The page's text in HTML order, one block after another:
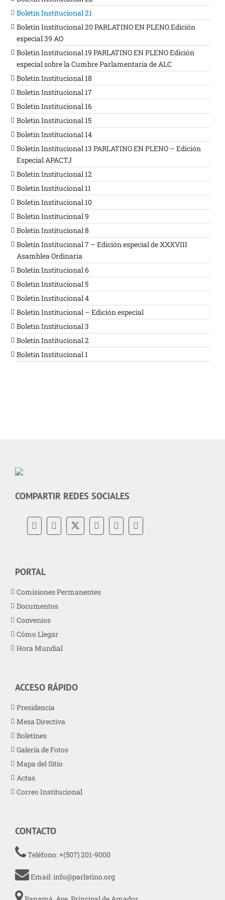
Boletin Institucional 21
Boletin Institucional 20 PARLATINO EN PLENO Edición
especial 39 AO
Boletin Institucional 19 PARLATINO EN PLENO Edición
especial sobre la Cumbre Parlamentaria de ALC
Boletin Institucional 18
Boletin Institucional 17
Boletin Institucional 16
Boletin Institucional 15
Boletin Institucional 14
Boletín Institucional 13 PARLATINO EN PLENO – Edición
Especial APACTJ
Boletin Institucional 12
Boletin Institucional 11
Boletin Institucional 10
Boletin Institucional 9
Boletin Institucional 8
Boletín Institucional 7 – Edición especial de XXXVIII
Asamblea Ordinaria
Boletin Institucional 6
Boletin Institucional 5
Boletin Institucional 4
Boletin Institucional – Edición especial
Boletin Institucional 3
Boletín Institucional 2
Boletín Institucional 1
COMPARTIR REDES SOCIALES
PORTAL
Comisiones Permanentes
Documentos
Convenios
Cómo Llegar
Hora Mundial
ACCESO RÁPIDO
Presidencia
Mesa Directiva
Boletines
Galería de Fotos
Mapa del Sitio
Actas
Correo Institucional
CONTACTO
Teléfono: +(507) 201-9000
Email:info@parlatino.org